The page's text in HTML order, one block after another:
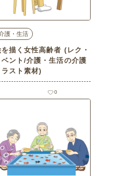
護・生活
を描く女性高齢者 (レク・
ベント/介護・生活の介護
ラスト素材)
0